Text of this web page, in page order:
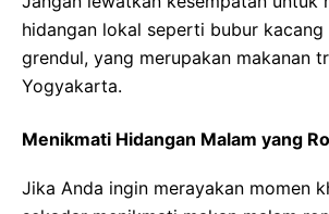
hidangan lokal seperti bubur kacang
grendul, yang merupakan makanan
Yogyakarta.
Menikmati Hidangan Malam yang
Jika Anda ingin merayakan momen